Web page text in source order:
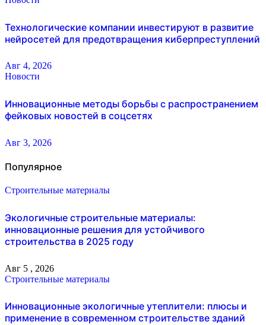
Технологические компании инвестируют в развитие
нейросетей для предотвращения киберпреступлений
Авг 4, 2026
Новости
Инновационные методы борьбы с распространением
фейковых новостей в соцсетях
Авг 3, 2026
Популярное
Строительные материалы
Экологичные строительные материалы:
инновационные решения для устойчивого
строительства в 2025 году
Авг 5 , 2026
Строительные материалы
Инновационные экологичные утеплители: плюсы и
применение в современном строительстве зданий